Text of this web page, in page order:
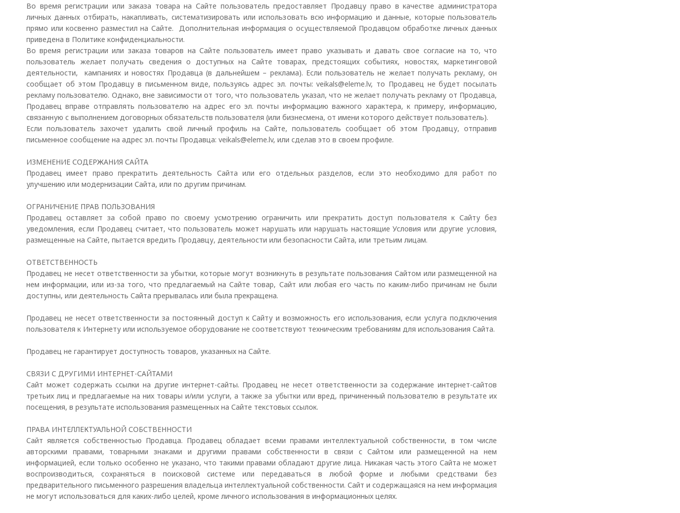
Во время регистрации или заказа товара на Сайте пользователь предоставляет Продавцу право в качестве администратора
личных данных отбирать, накапливать, систематизировать или использовать всю информацию и данные, которые пользователь
прямо или косвенно разместил на Сайте. Дополнительная информация о осуществляемой Продавцом обработке личных данных
приведена в Политике конфиденциальности.
Во время регистрации или заказа товаров на Сайте пользователь имеет право указывать и давать свое согласие на то, что
пользователь желает получать сведения о доступных на Сайте товарах, предстоящих событиях, новостях, маркетинговой
деятельности, кампаниях и новостях Продавца (в дальнейшем – реклама). Если пользователь не желает получать рекламу, он
сообщает об этом Продавцу в письменном виде, пользуясь адрес эл. почты:veikals@eleme.lv, то Продавец не будет посылать
рекламу пользователю. Однако, вне зависимости от того, что пользователь указал, что не желает получать рекламу от Продавца,
Продавец вправе отправлять пользователю на адрес его эл. почты информацию важного характера, к примеру, информацию,
связанную с выполнением договорных обязательств пользователя (или бизнесмена, от имени которого действует пользователь).
Если пользователь захочет удалить свой личный профиль на Сайте, пользователь сообщает об этом Продавцу, отправив
письменное сообщение на адрес эл. почты Продавца: veikals@eleme.lv, или сделав это в своем профиле.
ИЗМЕНЕНИЕ СОДЕРЖАНИЯ САЙТА
Продавец имеет право прекратить деятельность Сайта или его отдельных разделов, если это необходимо для работ по
улучшению или модернизации Сайта, или по другим причинам.
ОГРАНИЧЕНИЕ ПРАВ ПОЛЬЗОВАНИЯ
Продавец оставляет за собой право по своему усмотрению ограничить или прекратить доступ пользователя к Сайту без
уведомления, если Продавец считает, что пользователь может нарушать или нарушать настоящие Условия или другие условия,
размещенные на Сайте, пытается вредить Продавцу, деятельности или безопасности Сайта, или третьим лицам.
ОТВЕТСТВЕННОСТЬ
Продавец не несет ответственности за убытки, которые могут возникнуть в результате пользования Сайтом или размещенной на
нем информации, или из-за того, что предлагаемый на Сайте товар, Сайт или любая его часть по каким-либо причинам не были
доступны, или деятельность Сайта прерывалась или была прекращена.
Продавец не несет ответственности за постоянный доступ к Сайту и возможность его использования, если услуга подключения
пользователя к Интернету или используемое оборудование не соответствуют техническим требованиям для использования Сайта.
Продавец не гарантирует доступность товаров, указанных на Сайте.
СВЯЗИ С ДРУГИМИ ИНТЕРНЕТ-САЙТАМИ
Сайт может содержать ссылки на другие интернет-сайты. Продавец не несет ответственности за содержание интернет-сайтов
третьих лиц и предлагаемые на них товары и/или услуги, а также за убытки или вред, причиненный пользователю в результате их
посещения, в результате использования размещенных на Сайте текстовых ссылок.
ПРАВА ИНТЕЛЛЕКТУАЛЬНОЙ СОБСТВЕННОСТИ
Сайт является собственностью Продавца. Продавец обладает всеми правами интеллектуальной собственности, в том числе
авторскими правами, товарными знаками и другими правами собственности в связи с Сайтом или размещенной на нем
информацией, если только особенно не указано, что такими правами обладают другие лица. Никакая часть этого Сайта не может
воспроизводиться, сохраняться в поисковой системе или передаваться в любой форме и любыми средствами без
предварительного письменного разрешения владельца интеллектуальной собственности. Сайт и содержащаяся на нем информация
не могут использоваться для каких-либо целей, кроме личного использования в информационных целях.